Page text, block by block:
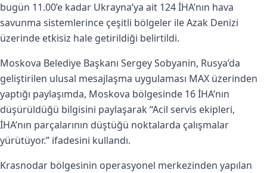
bugün 11.00’e kadar Ukrayna’ya ait 124 İHA’nın hava
savunma sistemlerince çeşitli bölgeler ile Azak Denizi
üzerinde etkisiz hale getirildiği belirtildi.
Moskova Belediye Başkanı Sergey Sobyanin, Rusya’da
geliştirilen ulusal mesajlaşma uygulaması MAX üzerinden
yaptığı paylaşımda, Moskova bölgesinde 16 İHA’nın
düşürüldüğü bilgisini paylaşarak “Acil servis ekipleri,
İHA’nın parçalarının düştüğü noktalarda çalışmalar
yürütüyor.” ifadesini kullandı.
Krasnodar bölgesinin operasyonel merkezinden yapılan